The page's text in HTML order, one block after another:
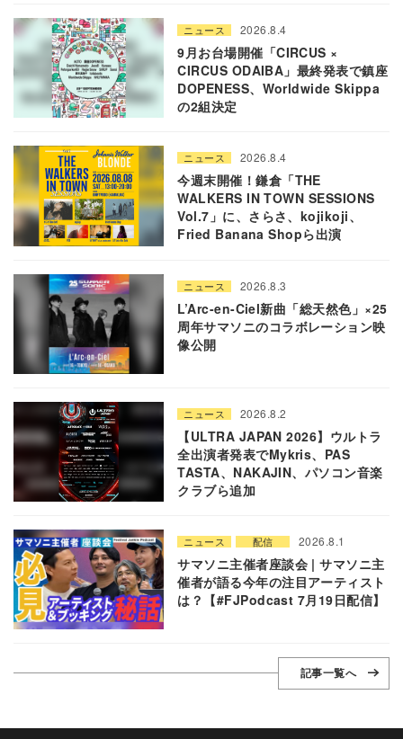
ニュース 2026.8.4
9月お台場開催「CIRCUS ×
CIRCUS ODAIBA」最終発表で鎮座
DOPENESS、Worldwide Skippa
の2組決定
ニュース 2026.8.4
今週末開催！鎌倉「THE
WALKERS IN TOWN SESSIONS
Vol.7」に、さらさ、kojikoji、
Fried Banana Shopら出演
ニュース 2026.8.3
L’Arc-en-Ciel新曲「総天然色」×25
周年サマソニのコラボレーション映
像公開
ニュース 2026.8.2
【ULTRA JAPAN 2026】ウルトラ
全出演者発表でMykris、PAS
TASTA、NAKAJIN、パソコン音楽
クラブら追加
ニュース 配信 2026.8.1
サマソニ主催者座談会 | サマソニ主
催者が語る今年の注目アーティスト
は？【#FJPodcast 7月19日配信】
記事一覧へ